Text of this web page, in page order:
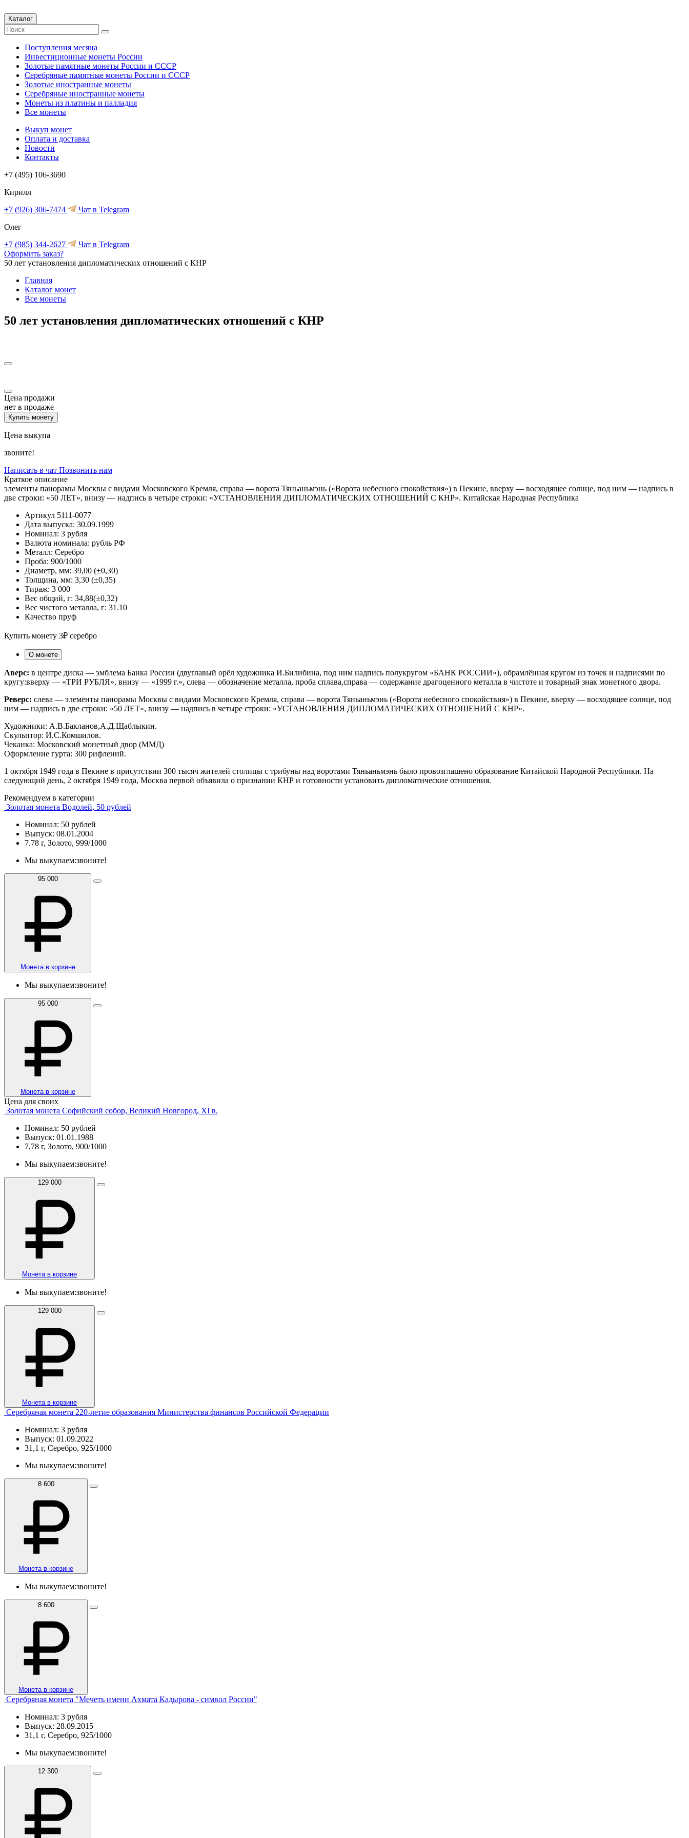
Каталог
Поступления месяца
Инвестиционные монеты России
Золотые памятные монеты России и СССР
Серебряные памятные монеты России и СССР
Золотые иностранные монеты
Серебряные иностранные монеты
Монеты из платины и палладия
Все монеты
Выкуп монет
Оплата и доставка
Новости
Контакты
+7 (495) 106-3690
Кирилл
+7 (926) 306-7474
Чат в Telegram
Олег
+7 (985) 344-2627
Чат в Telegram
Оформить заказ?
50 лет установления дипломатических отношений с КНР
Главная
Каталог монет
Все монеты
50 лет установления дипломатических отношений с КНР
Цена продажи
нет в продаже
Купить монету
Цена выкупа
звоните!
Написать в чат Позвонить нам
Краткое описание
элементы панорамы Москвы с видами Московского Кремля, справа — ворота Тяньаньмэнь («Ворота небесного спокойствия») в Пекине, вверху — восходящее солнце, под ним — надпись в
две строки: «50 ЛЕТ», внизу — надпись в четыре строки: «УСТАНОВЛЕНИЯ ДИПЛОМАТИЧЕСКИХ ОТНОШЕНИЙ С КНР». Китайская Народная Республика
Артикул 5111-0077
Дата выпуска: 30.09.1999
Номинал: 3 рубля
Валюта номинала: рубль РФ
Металл: Серебро
Проба: 900/1000
Диаметр, мм: 39,00 (±0,30)
Толщина, мм: 3,30 (±0,35)
Тираж: 3 000
Вес общий, г: 34,88(±0,32)
Вес чистого металла, г: 31.10
Качество пруф
Купить монету 3₽ серебро
О монете
Аверс: в центре диска — эмблема Банка России (двуглавый орёл художника И.Билибина, под ним надпись полукругом «БАНК РОССИИ»), обрамлённая кругом из точек и надписями по
кругу:вверху — «ТРИ РУБЛЯ», внизу — «1999 г.», слева — обозначение металла, проба сплава,справа — содержание драгоценного металла в чистоте и товарный знак монетного двора.
Реверс: слева — элементы панорамы Москвы с видами Московского Кремля, справа — ворота Тяньаньмэнь («Ворота небесного спокойствия») в Пекине, вверху — восходящее солнце, под
ним — надпись в две строки: «50 ЛЕТ», внизу — надпись в четыре строки: «УСТАНОВЛЕНИЯ ДИПЛОМАТИЧЕСКИХ ОТНОШЕНИЙ С КНР».
Художники: А.В.Бакланов,А.Д.Щаблыкин.
Скульптор: И.С.Комшилов.
Чеканка: Московский монетный двор (ММД)
Оформление гурта: 300 рифлений.
1 октября 1949 года в Пекине в присутствии 300 тысяч жителей столицы с трибуны над воротами Тяньаньмэнь было провозглашено образование Китайской Народной Республики. На
следующий день, 2 октября 1949 года, Москва первой объявила о признании КНР и готовности установить дипломатические отношения.
Рекомендуем в категории
Золотая монета Водолей, 50 рублей
Номинал: 50 рублей
Выпуск: 08.01.2004
7.78 г, Золото, 999/1000
Мы выкупаем:звоните!
95 000
Монета в корзине
Мы выкупаем:звоните!
95 000
Монета в корзине
Цена для своих
Золотая монета Софийский собор, Великий Новгород, XI в.
Номинал: 50 рублей
Выпуск: 01.01.1988
7,78 г, Золото, 900/1000
Мы выкупаем:звоните!
129 000
Монета в корзине
Мы выкупаем:звоните!
129 000
Монета в корзине
Серебряная монета 220-летие образования Министерства финансов Российской Федерации
Номинал: 3 рубля
Выпуск: 01.09.2022
31,1 г, Серебро, 925/1000
Мы выкупаем:звоните!
8 600
Монета в корзине
Мы выкупаем:звоните!
8 600
Монета в корзине
Серебряная монета "Мечеть имени Ахмата Кадырова - символ России"
Номинал: 3 рубля
Выпуск: 28.09.2015
31,1 г, Серебро, 925/1000
Мы выкупаем:звоните!
12 300